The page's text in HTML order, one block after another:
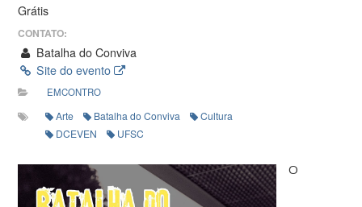
Grátis
CONTATO:
Batalha do Conviva
Site do evento
EMCONTRO
Arte Batalha do Conviva
Cultura
DCEVEN
UFSC
O